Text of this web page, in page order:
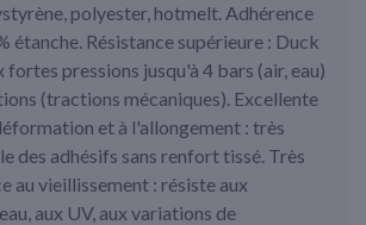
polyester, hotmelt. Adhérence
étanche. Résistance supérieure : Duck
fortes pressions jusqu'à 4 bars (air, eau)
(tractions mécaniques). Excellente
et à l'allongement : très
des adhésifs sans renfort tissé. Très
au vieillissement : résiste aux
aux UV, aux variations de